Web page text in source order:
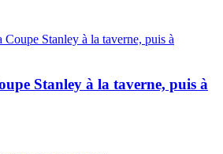
Stanley à la taverne, puis à